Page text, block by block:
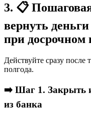
3. 📋
вернуть
при досрочном
Действуйте сразу после
полгода.
➡️ Шаг 1. Закрыть
из банка